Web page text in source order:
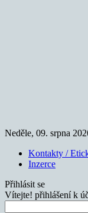
Neděle, 09. srpna
Kontakty /
Inzerce
Přihlásit se
Vítejte! přihlášení k